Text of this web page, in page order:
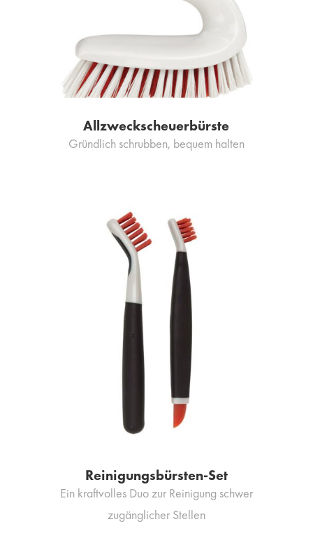
Allzweckscheuerbürste
Gründlich schrubben, bequem halten
Reinigungsbürsten-Set
Ein kraftvolles Duo zur Reinigung schwer
zugänglicher Stellen